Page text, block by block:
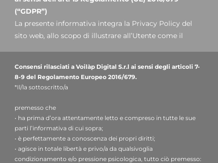
(“GDPR”)
La presente informativa integra la Privacy Policy del
sito web, allo scopo di illustrare all’Utente come il
informativa clienti.
protezione dei dati
Titolare del trattamento: Voilàp Digital S.r.l, nella
persona del legale rappresentante pro tempore, con
sede legale in Via Archimede, 10 - 41019 - Limidi di
Soliera (MO) – Italia, indirizzo e-mail
Consensi rilasciati a Voilàp Digital S.r.l ai sensi degli articoli 7-
8-9 del Regolamento Europeo 2016/679.
*Il/la sottoscritto/a
premesso che
• ha prima d’ora attentamente letto e compreso in tutte le sue
parti l’informativa di cui sopra;
• è perfettamente a conoscenza dei propri diritti;
• agisce in totale libertà e privo/a da qualsivoglia
condizionamento e/o pressione psicologica, tutto ciò premesso: